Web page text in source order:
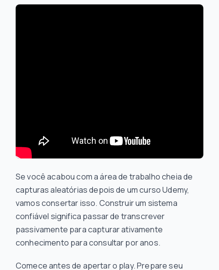
Se você acabou com a área de trabalho cheia de
capturas aleatórias depois de um curso Udemy,
vamos consertar isso. Construir um sistema
confiável significa passar de transcrever
passivamente para capturar ativamente
conhecimento para consultar por anos.
Comece antes de apertar o play. Prepare seu